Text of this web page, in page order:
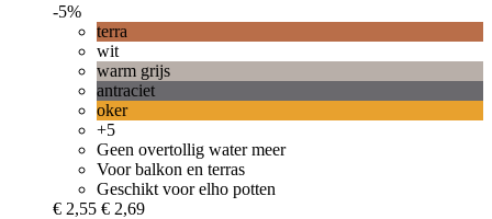
-5%
terra
wit
warm grijs
antraciet
oker
+5
Geen overtollig water meer
Voor balkon en terras
Geschikt voor elho potten
€ 2,55 € 2,69